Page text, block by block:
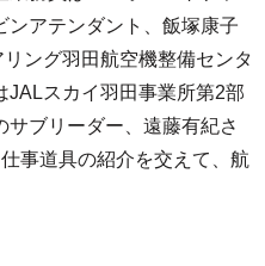
ンアテンダント、飯塚康子
ング羽田航空機整備センタ
JALスカイ羽田事業所第2部
サブリーダー、遠藤有紀さ
事道具の紹介を交えて、航